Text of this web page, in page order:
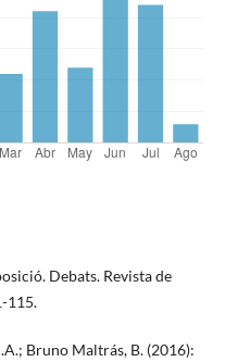
Debats. Revista de
115.
Bruno Maltrás, B. (2016):